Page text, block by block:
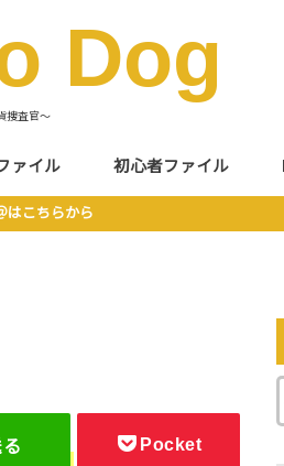
Dog
捜査官〜
ァイル 初心者ファイル
はこちらから
Pocket